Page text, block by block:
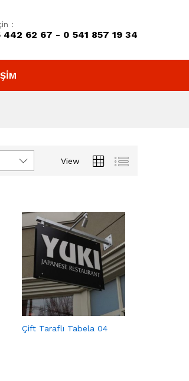
:
442 62 67 - 0 541 857 19 34
View
Çift Taraflı Tabela 04